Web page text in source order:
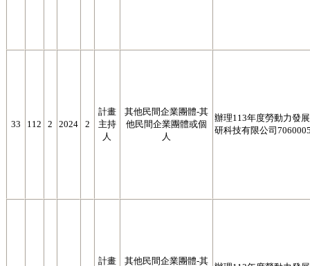
33 112 2 2024 2
計畫
主持
人
其他民間企業團體-其
他民間企業團體或個
人
辦理113年度勞動力發
研科技有限公司
計畫
其他民間企業團體-其